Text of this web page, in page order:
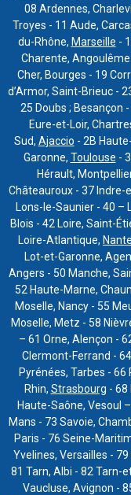
08 Ardennes,
Troyes - 11 Aude,
du-Rhône, Marseille -
Charente,
Cher, Bourges - 19
d’Armor, Saint-Brieuc -
25 Doubs ; Besançon
Eure-et-Loir,
Sud, Ajaccio - 2B
Garonne, Toulouse -
Hérault,
Châteauroux - 37 Indre-
Lons-le-Saunier - 40 –
Blois - 42 Loire, Saint-
Loire-Atlantique,
Lot-et-Garonne,
Angers - 50 Manche,
52 Haute-Marne,
Moselle, Nancy - 55
Moselle, Metz - 58
– 61 Orne, Alençon -
Clermont-Ferrand -
Pyrénées, Tarbes -
Rhin, Strasbourg - 68
Haute-Saône, Vesoul
Mans - 73 Savoie,
Paris - 76 Seine-
Yvelines, Versailles -
81 Tarn, Albi - 82 Tarn-
Vaucluse, Avignon -